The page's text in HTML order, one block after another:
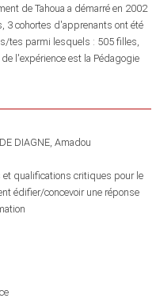
de Tahoua a démarré en 2002
3 cohortes d'apprenants ont été
tes parmi lesquels : 505 filles,
l'expérience est la Pédagogie
DIAGNE, Amadou
et qualifications critiques pour le
édifier/concevoir une réponse